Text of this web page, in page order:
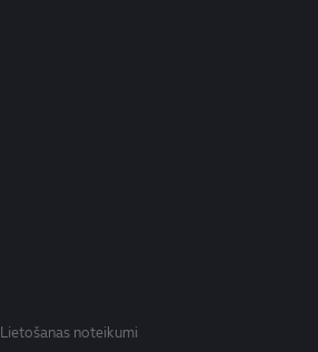
Lietošanas noteikumi